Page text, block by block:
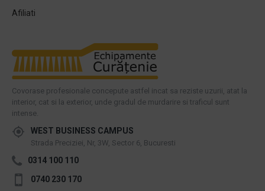
Afiliati
Covorase profesionale concepute astfel incat sa reziste uzurii, atat la
interior, cat si la exterior, unde gradul de murdarire si traficul sunt
intense.
WEST BUSINESS CAMPUS
Strada Preciziei, Nr, 3W, Sector 6, Bucuresti
0314 100 110
0740 230 170